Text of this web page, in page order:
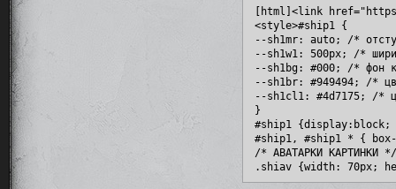
[html]<link
<style>#ship1 {
--sh1mr: auto; /*
--sh1w1: 500px; /*
--sh1bg: #000; /* фон
--sh1br: #949494; /*
--sh1cl1: #4d7175; /*
}
#ship1 {display:block;
#ship1, #ship1 * {
/* АВАТАРКИ КАРТИНКИ */
.shiav {width: 70px;
display:inline-block;